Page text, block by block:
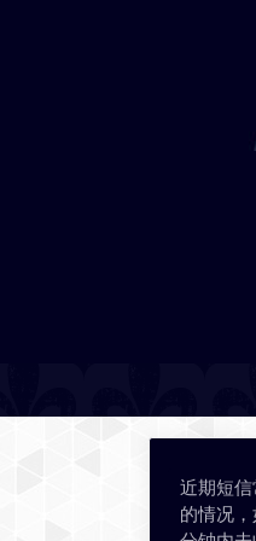
近期短
的情况